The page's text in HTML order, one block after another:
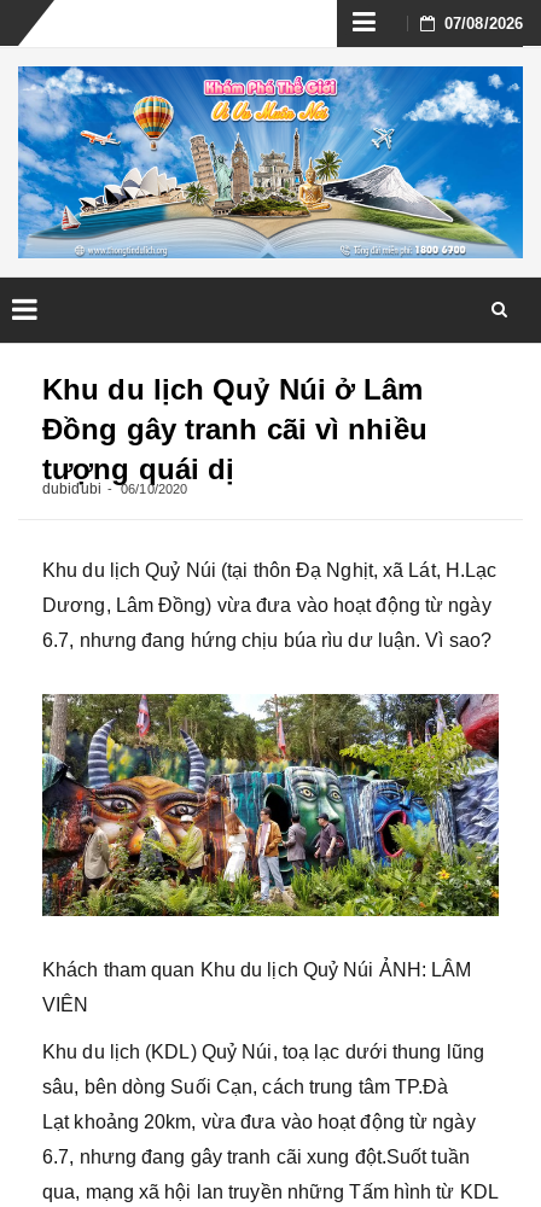
Skip
to
content
07/08/2026
Khu du lịch Quỷ Núi ở Lâm
Đồng gây tranh cãi vì nhiều
tượng quái dị
dubidubi 06/10/2020
Khu du lịch Quỷ Núi (tại thôn Đạ Nghịt, xã Lát, H.Lạc
Dương, Lâm Đồng) vừa đưa vào hoạt động từ ngày
6.7, nhưng đang hứng chịu búa rìu dư luận. Vì sao?
Khách tham quan Khu du lịch Quỷ Núi ẢNH: LÂM
VIÊN
Khu du lịch (KDL) Quỷ Núi, toạ lạc dưới thung lũng
sâu, bên dòng Suối Cạn, cách trung tâm TP.Đà
Lạt khoảng 20km, vừa đưa vào hoạt động từ ngày
6.7, nhưng đang gây tranh cãi xung đột.Suốt tuần
qua, mạng xã hội lan truyền những Tấm hình từ KDL